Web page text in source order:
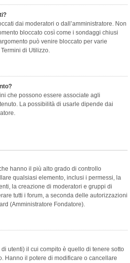
dai moderatori o dall’amministratore. Non
bloccato così come i sondaggi chiusi
può venire bloccato per varie
di Utilizzo.
che possono essere associate agli
La possibilità di usarle dipende dai
hanno il più alto grado di controllo
qualsiasi elemento, inclusi i permessi, la
la creazione di moderatori e gruppi di
tutti i forum, a seconda delle autorizzazioni
(Amministratore Fondatore).
di utenti) il cui compito è quello di tenere sotto
Hanno il potere di modificare o cancellare